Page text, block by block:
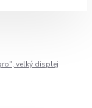
velký displej